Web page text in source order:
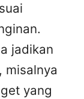
jadikan
misalnya
yang